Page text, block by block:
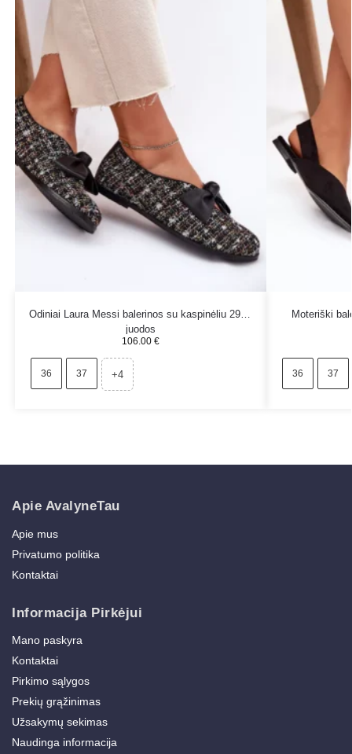
Odiniai Laura Messi balerinos su kaspinėliu 2921
juodos
106.00 €
36 37 +4
Moteriški
36 37
Apie AvalyneTau
Apie mus
Privatumo politika
Kontaktai
Informacija Pirkėjui
Mano paskyra
Kontaktai
Pirkimo sąlygos
Prekių grąžinimas
Užsakymų sekimas
Naudinga informacija